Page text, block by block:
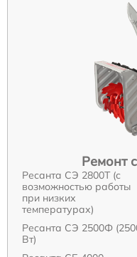
Ремонт
Ресанта СЭ 2800Т (с
возможностью работы
при низких
температурах)
Ресанта СЭ 2500Ф
Вт)